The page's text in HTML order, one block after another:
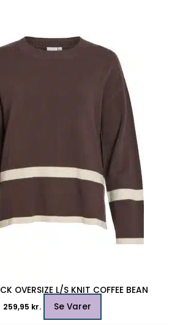
OVERSIZE L/S KNIT COFFEE BEAN
259,95 kr. Se Varer
flere
varianter.
Mulighederne
vælges
varesiden